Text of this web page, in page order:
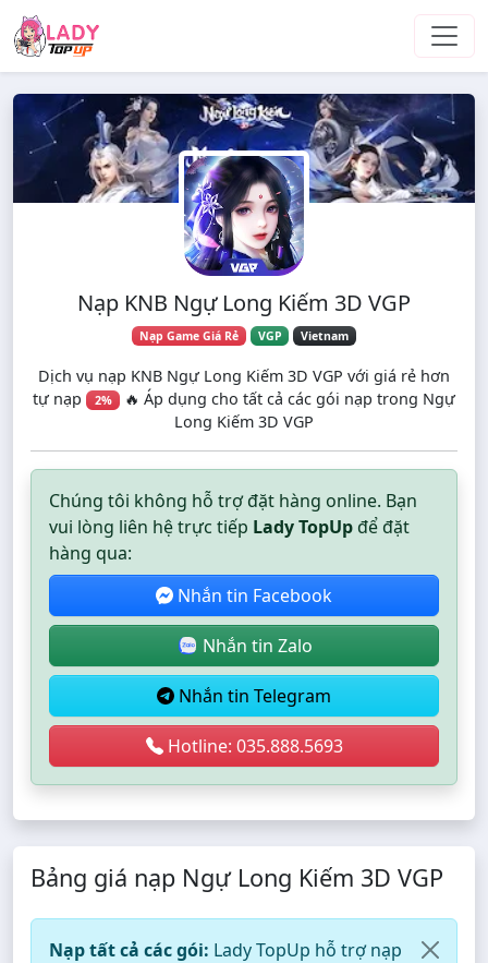
Skip to main content
Nạp KNB Ngự Long Kiếm 3D VGP
Nạp Game Giá Rẻ VGP Vietnam
Dịch vụ nạp KNB Ngự Long Kiếm 3D VGP với giá rẻ hơn
tự nạp 2% 🔥 Áp dụng cho tất cả các gói nạp trong Ngự
Long Kiếm 3D VGP
Chúng tôi không hỗ trợ đặt hàng online. Bạn
vui lòng liên hệ trực tiếp Lady TopUp để đặt
hàng qua:
Nhắn tin Facebook
Nhắn tin Zalo
Nhắn tin Telegram
Hotline: 035.888.5693
Bảng giá nạp Ngự Long Kiếm 3D VGP
Nạp tất cả các gói: Lady TopUp hỗ trợ nạp